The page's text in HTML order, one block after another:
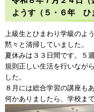
ようす（５・６年 ひ
上級生とひまわり学級のよ
黙々と清掃していました。
夏休みは３３日間です。５
規則正しい生活を行いなが
した。
８月には総合学習の講座も
何かありましたら、学校ま